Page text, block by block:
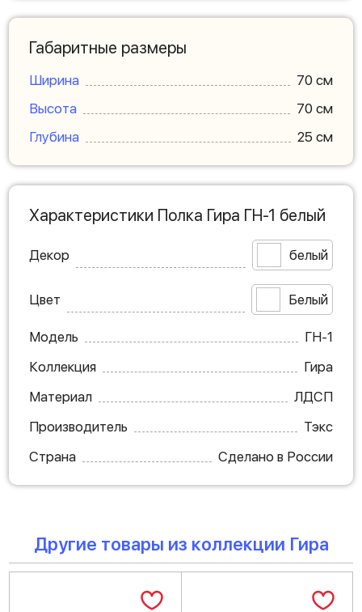
Габаритные размеры
Ширина
70 см
Высота
70 см
Глубина
25 см
Характеристики Полка Гира ГН-1 белый
Декор белый
Цвет Белый
Модель
ГН-1
Коллекция
Гира
Материал
ЛДСП
Производитель
Тэкс
Страна
Сделано в России
Другие товары из коллекции Гира